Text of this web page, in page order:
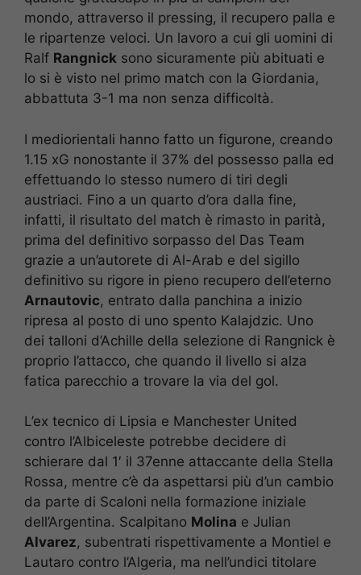
mondo, attraverso il pressing, il recupero palla e
le ripartenze veloci. Un lavoro a cui gli uomini di
Ralf Rangnick sono sicuramente più abituati e
lo si è visto nel primo match con la Giordania,
abbattuta 3-1 ma non senza difficoltà.
I mediorientali hanno fatto un figurone, creando
1.15 xG nonostante il 37% del possesso palla ed
effettuando lo stesso numero di tiri degli
austriaci. Fino a un quarto d’ora dalla fine,
infatti, il risultato del match è rimasto in parità,
prima del definitivo sorpasso del Das Team
grazie a un’autorete di Al-Arab e del sigillo
definitivo su rigore in pieno recupero dell’eterno
Arnautovic, entrato dalla panchina a inizio
ripresa al posto di uno spento Kalajdzic. Uno
dei talloni d’Achille della selezione di Rangnick è
proprio l’attacco, che quando il livello si alza
fatica parecchio a trovare la via del gol.
L’ex tecnico di Lipsia e Manchester United
contro l’Albiceleste potrebbe decidere di
schierare dal 1′ il 37enne attaccante della Stella
Rossa, mentre c’è da aspettarsi più d’un cambio
da parte di Scaloni nella formazione iniziale
dell’Argentina. Scalpitano Molina e Julian
Alvarez, subentrati rispettivamente a Montiel e
Lautaro contro l’Algeria, ma nell’undici titolare